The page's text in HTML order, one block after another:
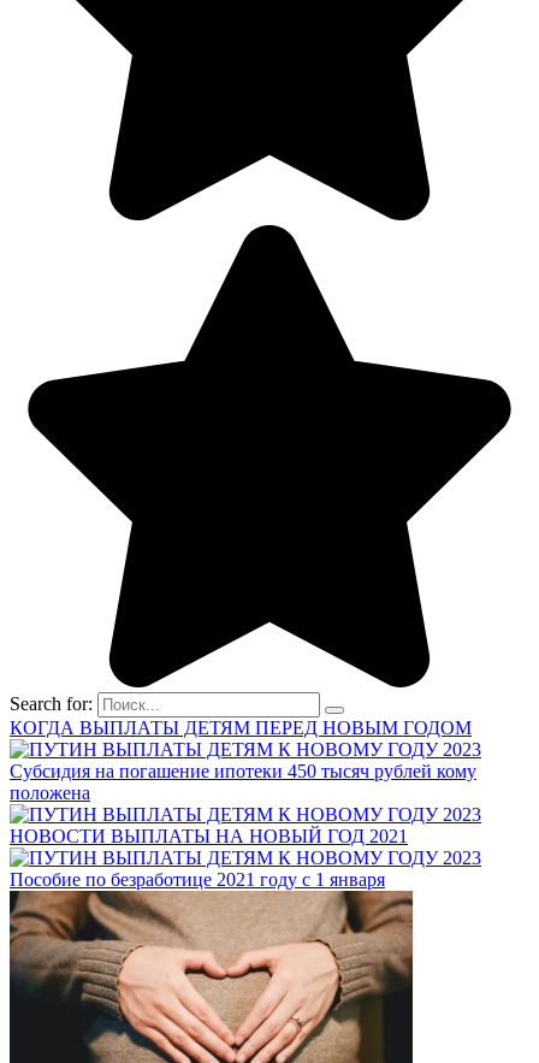
Search for:
КОГДА ВЫПЛАТЫ ДЕТЯМ ПЕРЕД НОВЫМ ГОДОМ
Субсидия на погашение ипотеки 450 тысяч рублей кому
положена
НОВОСТИ ВЫПЛАТЫ НА НОВЫЙ ГОД 2021
Пособие по безработице 2021 году с 1 января